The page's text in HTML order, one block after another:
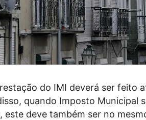
do IMI deverá ser feito
quando Imposto Municipal
este deve também ser no